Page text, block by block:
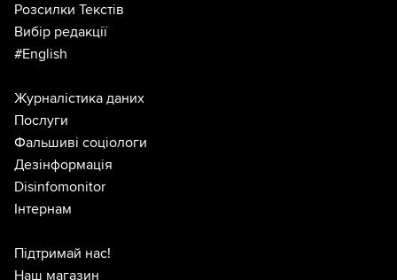
Розсилки Текстів
Вибір редакції
#English
Журналістика даних
Послуги
Фальшиві соціологи
Дезінформація
Disinfomonitor
Інтернам
Підтримай нас!
Наш магазин